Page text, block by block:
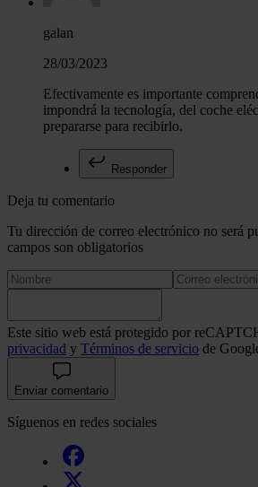
galan
28/03/2023
Efectivamente es importante
impondrá la tecnología, del coche
prepararse para recibirlo.
Responder
Deja tu comentario
Tu dirección de correo electrónico no será
campos son obligatorios
Este sitio web está protegido por
privacidad y Términos de servicio de
Enviar comentario
Síguenos en redes sociales